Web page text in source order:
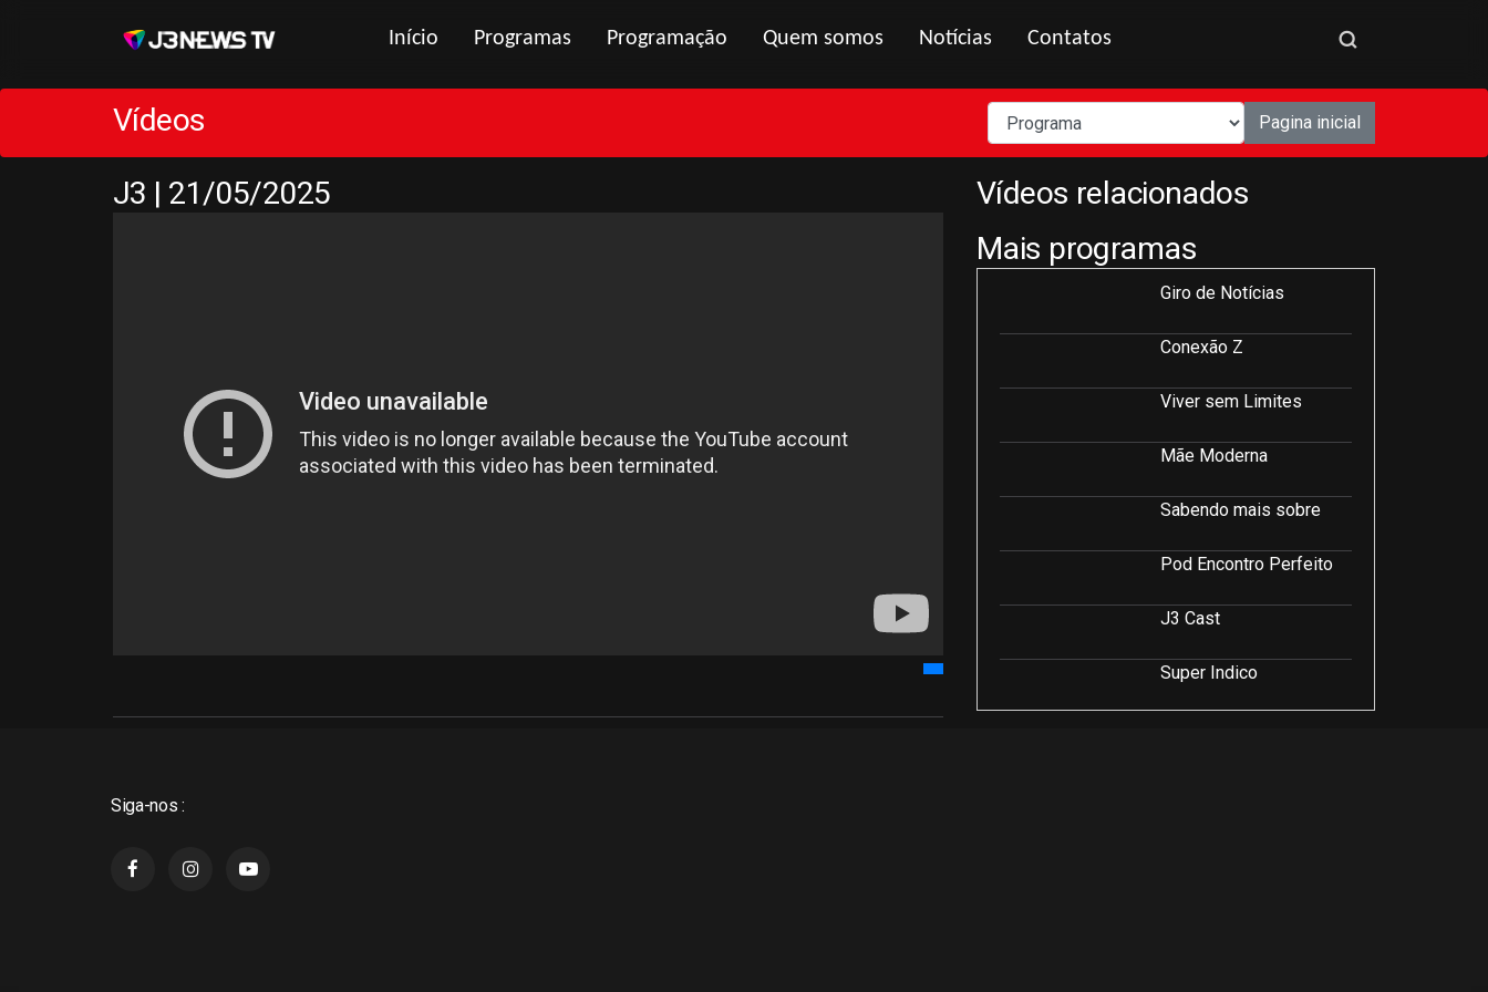
Início Programas Programação Quem somos Notícias Contatos
Vídeos Pagina inicial
J3 | 21/05/2025
Vídeos relacionados
Mais programas
Giro de Notícias
Conexão Z
Viver sem Limites
Mãe Moderna
Sabendo mais sobre
Pod Encontro Perfeito
J3 Cast
Super Indico
Siga-nos :